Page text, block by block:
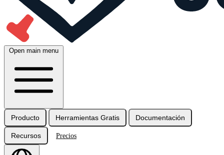
Open main menu
Producto Herramientas Gratis Documentación
Recursos Precios